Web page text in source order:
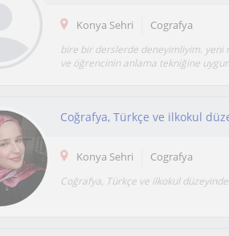
Konya Sehri Cografya
bire bir derslerde deneyimliyim. yeni
ve öğrencinin anlama tekniğine
Coğrafya, Türkçe ve ilkokul
Konya Sehri Cografya
Coğrafya, Türkçe ve ilkokul